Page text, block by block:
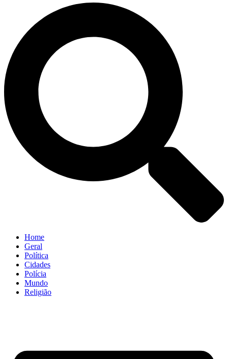
Home
Geral
Política
Cidades
Polícia
Mundo
Religião